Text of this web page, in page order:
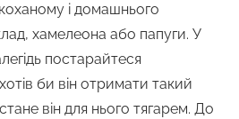
і домашнього
хамелеона або папуги. У
постарайтеся
би він отримати такий
він для нього тягарем. До